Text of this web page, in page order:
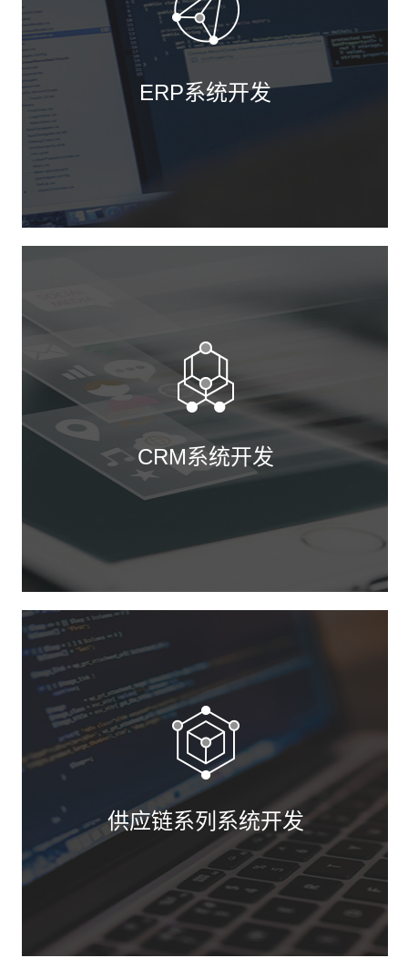
侧重企业内部办公和项目的管理；互联网、局域网
皆可使用。
ERP系统开发
将客户关系、库存、财务、OA完美融合；互联网、
能，在一套系统内解决企业所有的管理问题，数据
实时共享，全程监控企业各个环节的运转和协作。
适合在一套系统里管理公司全部业务的非生产型企
业使用
CRM系统开发
侧重客户关系和团队管理；互联网、局域网皆可使
供应链系列系统开发